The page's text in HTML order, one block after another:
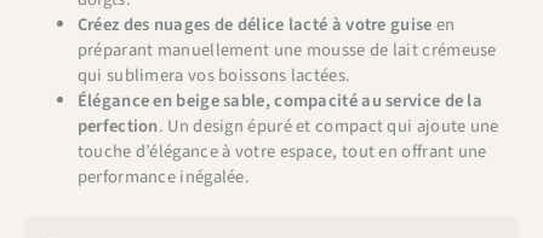
Créez des nuages de délice lacté à votre guiseen
préparant manuellement une mousse de lait crémeuse
qui sublimera vos boissons lactées.
Élégance en beige sable, compacité au service de la
perfection. Un design épuré et compact qui ajoute une
touche d’élégance à votre espace, tout en offrant une
performance inégalée.